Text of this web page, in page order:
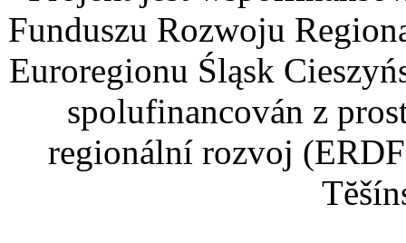
Funduszu Rozwoju
Euroregionu Śląsk
spolufinancován z
regionální rozvoj